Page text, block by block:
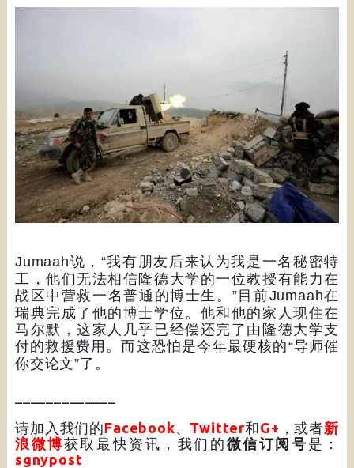
Jumaah说， “我有朋友后来认为我是一名秘密特
工，他们无法相信隆德大学的一位教授有能力在
战区中营救一名普通的博士生。 ”目前Jumaah在
瑞典完成了他的博士学位。他和他的家人现住在
马尔默，这家人几乎已经偿还完了由隆德大学支
付的救援费用。而这恐怕是今年最硬核的“导师催
你交论文”了。
请加入我们的Facebook Twitter和G+ ，或者新
浪微博获取最快资讯，我们的 微信订阅号 是：
sgnypost